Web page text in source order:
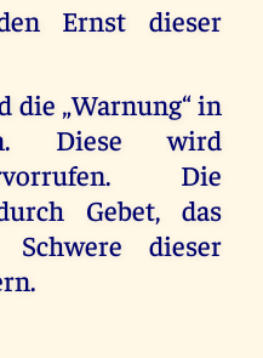
Ernst dieser
die „Warnung“ in
Diese wird
Die
Gebet, das
dieser